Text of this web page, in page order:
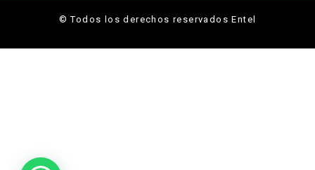
© Todos los derechos reservados Entel